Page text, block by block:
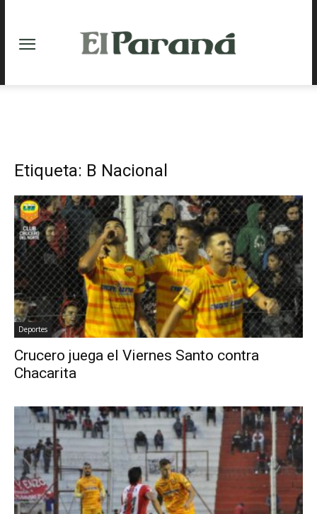
Etiqueta: B Nacional
Deportes
Crucero juega el Viernes Santo contra
Chacarita